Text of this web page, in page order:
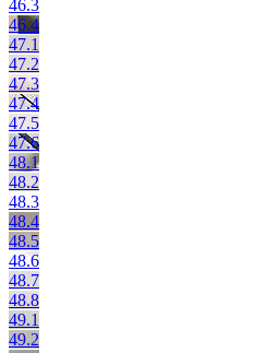
46.3
46.4
47.1
47.2
47.3
47.4
47.5
47.6
48.1
48.2
48.3
48.4
48.5
48.6
48.7
48.8
49.1
49.2